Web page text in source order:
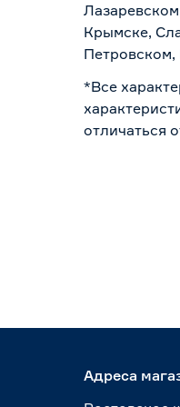
Крымске,
Петровском,
*Все
отличаться
Адреса